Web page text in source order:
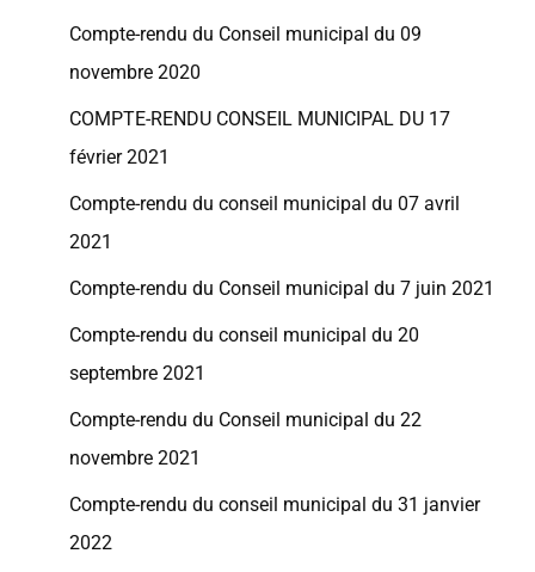
Compte-rendu du Conseil municipal du 09
novembre 2020
COMPTE-RENDU CONSEIL MUNICIPAL DU 17
février 2021
Compte-rendu du conseil municipal du 07 avril
2021
Compte-rendu du Conseil municipal du 7 juin 2021
Compte-rendu du conseil municipal du 20
septembre 2021
Compte-rendu du Conseil municipal du 22
novembre 2021
Compte-rendu du conseil municipal du 31 janvier
2022